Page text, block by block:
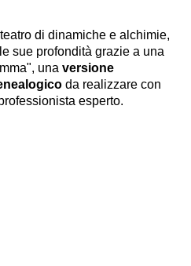
di dinamiche e alchimie,
sue profondità grazie a una
una versione
da realizzare con
esperto.